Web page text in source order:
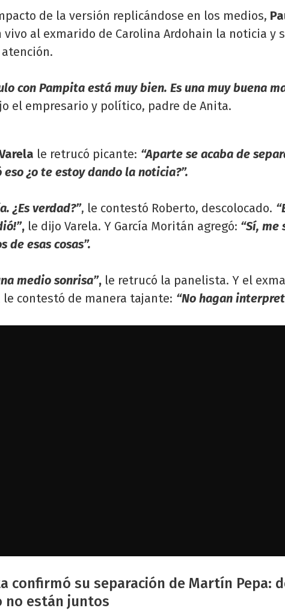
de la versión replicándose en los medios,
vivo al exmarido de Carolina Ardohain la noticia y
con Pampita está muy bien. Es una muy buena
el empresario y político, padre de Anita.
le retrucó picante: “Aparte se acaba de
eso ¿o te estoy dando la noticia?”.
¿Es verdad?”, le contestó Roberto, descolocado.
, le dijo Varela. Y García Moritán agregó: “Sí, me
de esas cosas”.
medio sonrisa”, le retrucó la panelista. Y el
le contestó de manera tajante: “No hagan
confirmó su separación de Martín Pepa:
no están juntos